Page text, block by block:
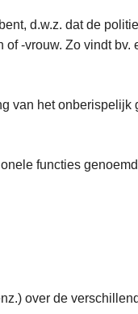
d.w.z. dat de
-vrouw. Zo vindt bv.
van het onberispelijk
functies
over de